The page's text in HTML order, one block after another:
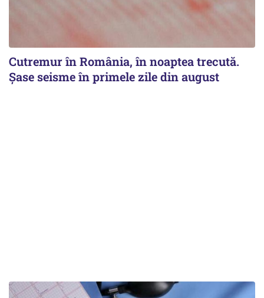
Cutremur în România, în noaptea trecută.
Șase seisme în primele zile din august